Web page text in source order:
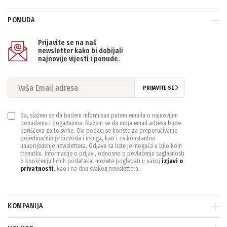
PONIŠTITE SVE FILTERE
PONUDA
Prijavite se na naš
newsletter kako bi dobijali
najnovije vijesti i ponude.
PRIJAVITE SE
Da, slažem se da budem informisan putem emaila o najnovijim
ponudama i događajima. Slažem se da moja email adresa bude
korišćena za te svrhe. Ovi podaci se koriste za preporučivanje
pojedinačnih proizvoda i usluga, kao i za konstantno
unaprijeđenje newslettera. Odjava sa liste je moguća u bilo kom
trenutku. Informacije o odjavi, odnosno o povlačenju saglasnosti
o korišćenju ličnih podataka, možete pogledati u našoj izjavi o
privatnosti, kao i na dnu svakog newslettera.
KOMPANIJA